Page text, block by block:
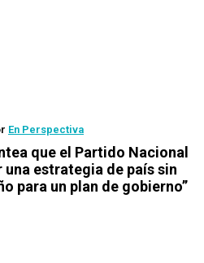
En Perspectiva
que el Partido Nacional
una estrategia de país sin
para un plan de gobierno”